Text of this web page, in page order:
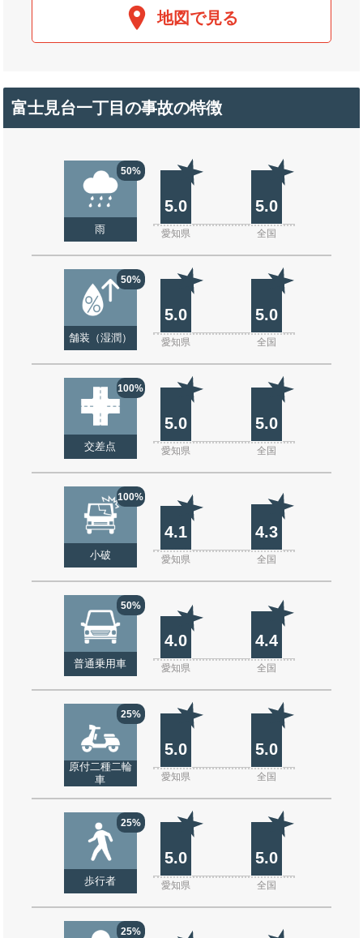
地図で見る
富士見台一丁目の事故の特徴
50%
雨
5.0 5.0
愛知県 全国
50%
舗装（湿潤）
5.0 5.0
愛知県 全国
100%
交差点
5.0 5.0
愛知県 全国
100%
小破
4.1 4.3
愛知県 全国
50%
普通乗用車
4.0 4.4
愛知県 全国
25%
原付二種二輪
車
5.0 5.0
愛知県 全国
25%
歩行者
5.0 5.0
愛知県 全国
25%